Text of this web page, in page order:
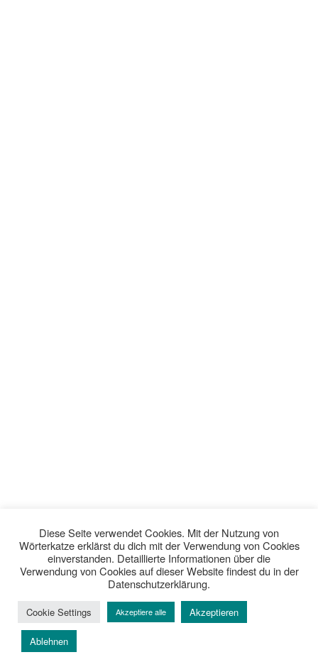
Diese Seite verwendet Cookies. Mit der Nutzung von
Wörterkatze erklärst du dich mit der Verwendung von Cookies
einverstanden. Detaillierte Informationen über die
Verwendung von Cookies auf dieser Website findest du in der
Datenschutzerklärung.
Cookie Settings Akzeptiere alle Akzeptieren
Ablehnen